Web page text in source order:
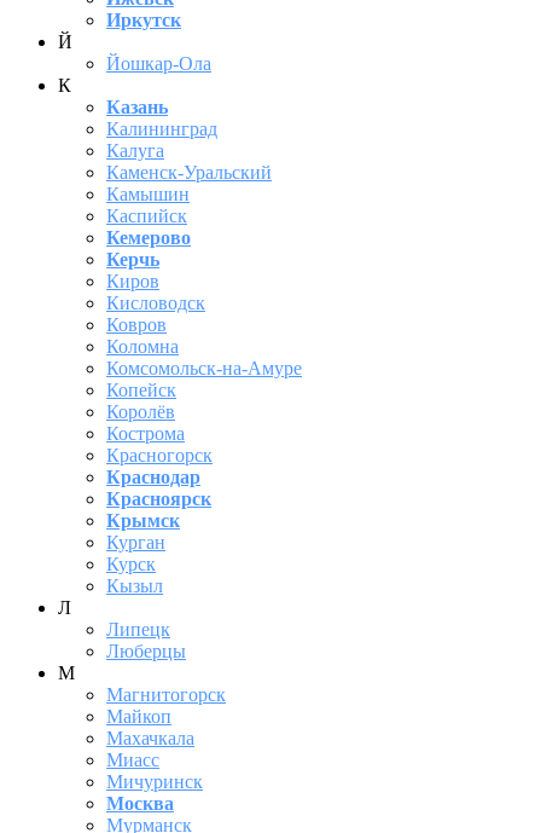
Иркутск
Й
Йошкар-Ола
К
Казань
Калининград
Калуга
Каменск-Уральский
Камышин
Каспийск
Кемерово
Керчь
Киров
Кисловодск
Ковров
Коломна
Комсомольск-на-Амуре
Копейск
Королёв
Кострома
Красногорск
Краснодар
Красноярск
Крымск
Курган
Курск
Кызыл
Л
Липецк
Люберцы
М
Магнитогорск
Майкоп
Махачкала
Миасс
Мичуринск
Москва
Мурманск